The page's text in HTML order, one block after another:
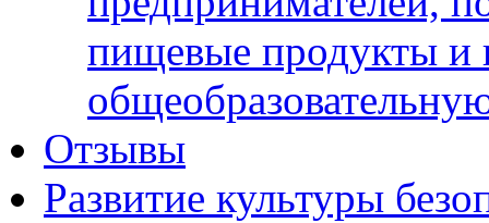
пищевые продукты и
Отзывы
Развитие культуры